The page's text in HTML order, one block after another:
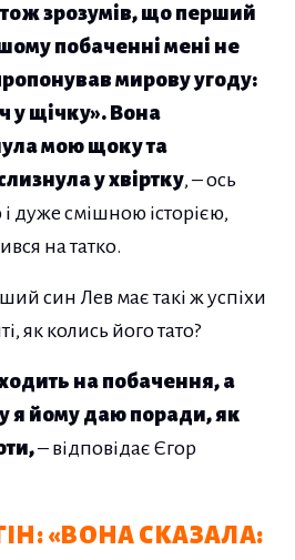
тож зрозумів, що перший
побаченні мені не
мирову угоду:
у щічку». Вона
мою щоку та
у хвіртку, – ось
дуже смішною історією,
на татко.
син Лев має такі ж успіхи
як колись його тато?
на побачення, а
я йому даю поради, як
– відповідає Єгор
«ВОНА СКАЗАЛА: